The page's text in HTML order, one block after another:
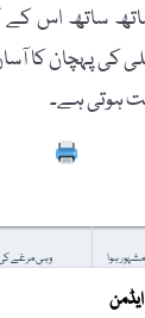
ساتھ اس
کی پہچان کا
ہوتی ہے۔
ہوا وہی مرغے